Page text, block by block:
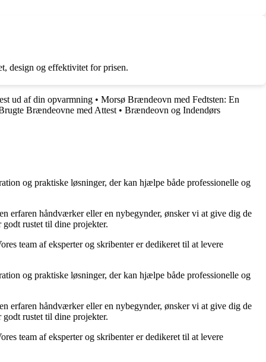
design og effektivitet for prisen.
ud af din opvarmning • Morsø Brændeovn med Fedtsten: En
Brændeovne med Attest • Brændeovn og Indendørs
og praktiske løsninger, der kan hjælpe både professionelle og
erfaren håndværker eller en nybegynder, ønsker vi at give dig de
rustet til dine projekter.
team af eksperter og skribenter er dedikeret til at levere
og praktiske løsninger, der kan hjælpe både professionelle og
erfaren håndværker eller en nybegynder, ønsker vi at give dig de
rustet til dine projekter.
team af eksperter og skribenter er dedikeret til at levere